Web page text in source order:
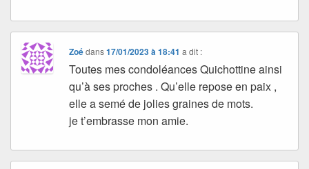
Zoédans17/01/2023 à 18:41 a dit :
Toutes mes condoléances Quichottine ainsi
qu’à ses proches . Qu’elle repose en paix ,
elle a semé de jolies graines de mots.
je t’embrasse mon amie.